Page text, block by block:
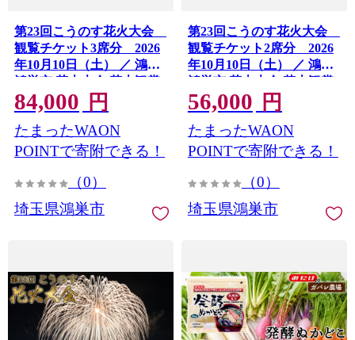
第23回こうのす花火大会
観覧チケット3席分 2026
年10月10日（土） ／ 鴻巣
鴻巣市 花火大会 花火観賞
花火観覧 観覧チケット 有
料観覧席 大玉花火 四尺玉
椅子席 秋イベント 関東イ
ベント 屋外イベント 家族
かけ レジャー 記念日 埼玉
84,000 円
たまったWAON
POINTで寄附できる！
（0）
埼玉県鴻巣市
第23回こうのす花火大会
観覧チケット2席分 2026
年10月10日（土） ／ 鴻巣
鴻巣市 花火大会 花火観賞
花火観覧 観覧チケット 有
料観覧席 大玉花火 四尺玉
椅子席 秋イベント 関東イ
ベント 屋外イベント 家族
かけ レジャー 記念日 埼玉
56,000 円
たまったWAON
POINTで寄附できる！
（0）
埼玉県鴻巣市